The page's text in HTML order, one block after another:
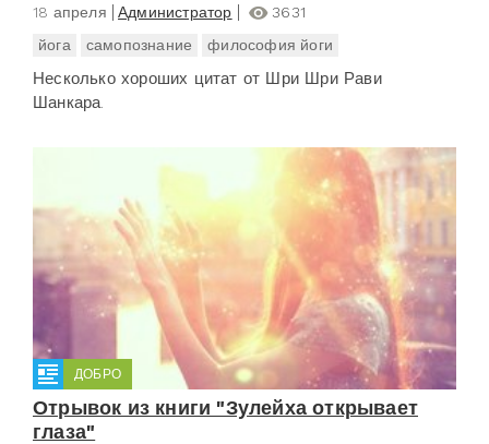
18 апреля Администратор
3631
йога
самопознание философия йоги
Несколько хороших цитат от Шри Шри Рави
Шанкара.
ДОБРО
Отрывок из книги "Зулейха открывает
глаза"